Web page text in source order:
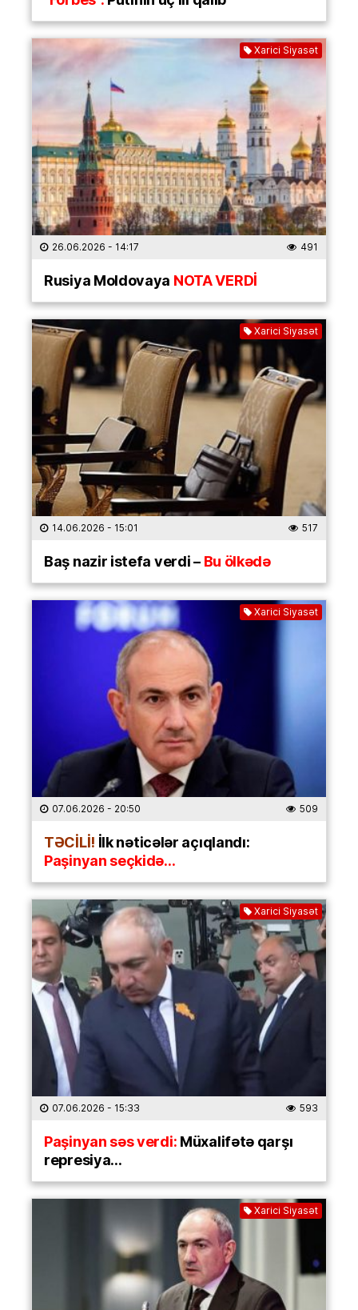
Xarici Siyasət
26.06.2026 - 14:17 491
Rusiya Moldovaya NOTA VERDİ
Xarici Siyasət
14.06.2026 - 15:01 517
Baş nazir istefa verdi –Bu ölkədə
Xarici Siyasət
07.06.2026 - 20:50 509
TƏCİLİ! İlk nəticələr açıqlandı:
Paşinyan seçkidə…
Xarici Siyasət
07.06.2026 - 15:33 593
Paşinyan səs verdi:Müxalifətə qarşı
represiya…
Xarici Siyasət